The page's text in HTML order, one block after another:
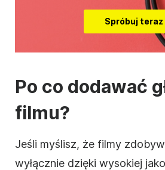
Spróbuj teraz
Po co dodawać
filmu?
Jeśli myślisz, że filmy
wyłącznie dzięki wysokiej